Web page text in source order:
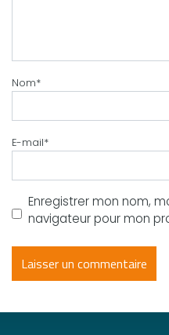
Nom*
E-mail*
Enregistrer mon nom,
navigateur pour mon